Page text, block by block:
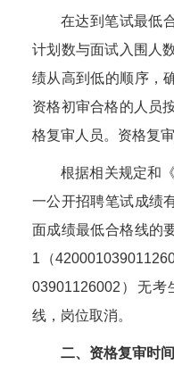
在达到笔试最低
计划数与面试入围人
绩从高到低的顺序，
资格初审合格的人员
格复审人员。资格复
根据相关规定和
一公开招聘笔试成绩
面成绩最低合格线的
1（
03901126002）无
线，岗位取消。
二、资格复审时